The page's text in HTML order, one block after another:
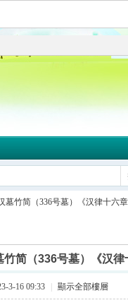
墓竹简（336号墓）《汉律十六
竹简（336号墓）《汉律
3-16 09:33 顯示全部樓層